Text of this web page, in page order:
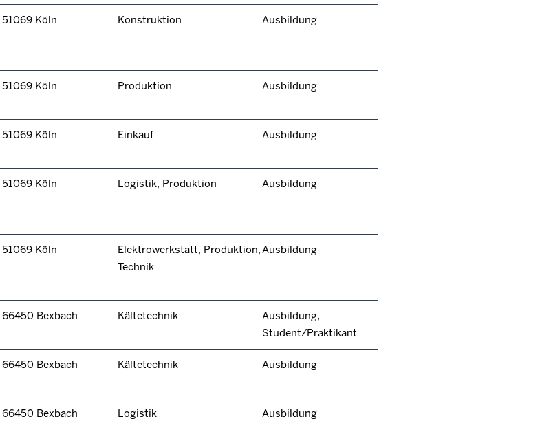
51069 Köln Konstruktion Ausbildung
51069 Köln Produktion Ausbildung
51069 Köln Einkauf Ausbildung
51069 Köln Logistik, Produktion Ausbildung
51069 Köln
Elektrowerkstatt, Produktion,
Technik
Ausbildung
66450 Bexbach Kältetechnik
Ausbildung,
Student/Praktikant
66450 Bexbach Kältetechnik Ausbildung
66450 Bexbach Logistik Ausbildung